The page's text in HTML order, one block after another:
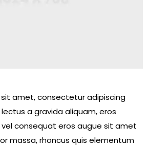
sit amet, consectetur adipiscing
a gravida aliquam, eros
consequat eros augue sit amet
massa, rhoncus quis elementum